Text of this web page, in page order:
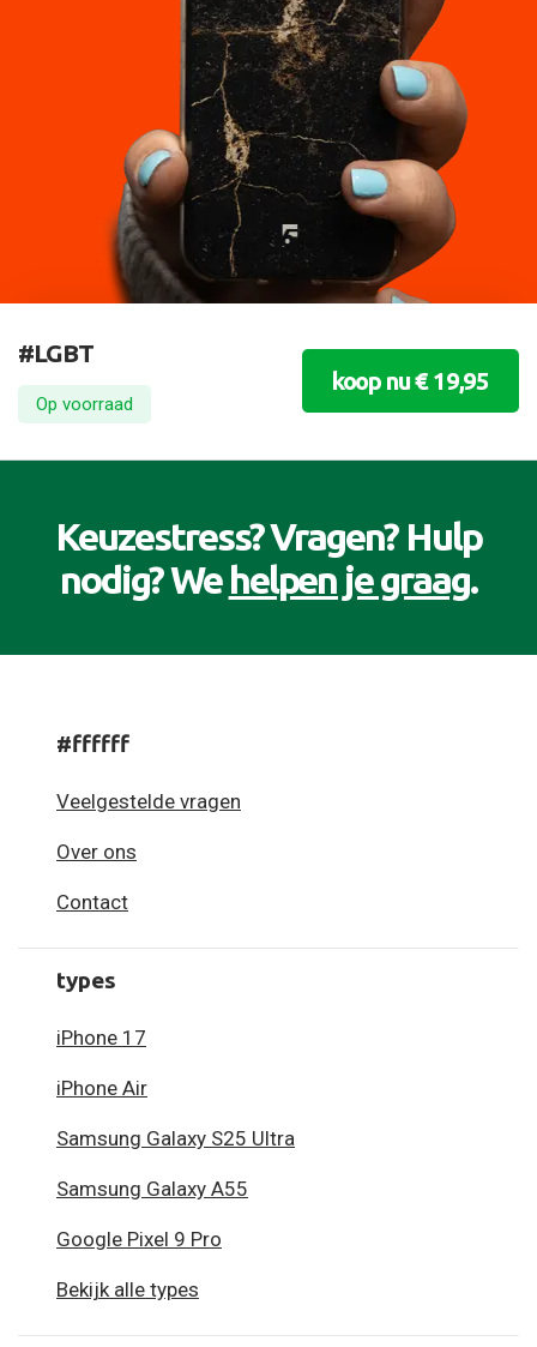
#LGBT
Op voorraad
koop nu € 19,95
Keuzestress? Vragen? Hulp
nodig? Wehelpen je graag.
#ffffff
Veelgestelde vragen
Over ons
Contact
types
iPhone 17
iPhone Air
Samsung Galaxy S25 Ultra
Samsung Galaxy A55
Google Pixel 9 Pro
Bekijk alle types